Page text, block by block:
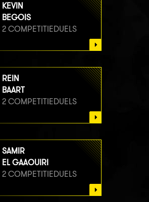
KEVIN
BEGOIS
2 COMPETITIEDUELS
REIN
BAART
2 COMPETITIEDUELS
SAMIR
EL GAAOUIRI
2 COMPETITIEDUELS